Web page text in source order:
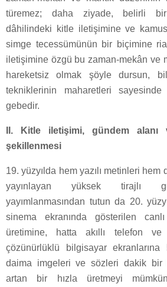
türemez; daha ziyade, belirli bir
dâhilindeki kitle iletişimine ve
simge tecessümünün bir biçimine
iletişimine özgü bu zaman-mekân ve
hareketsiz olmak şöyle dursun,
tekniklerinin maharetleri sayesinde
gebedir.
II. Kitle iletişimi, gündem alanı
şekillenmesi
19. yüzyılda hem yazılı metinleri
yayınlayan yüksek tirajlı
yayımlanmasından tutun da 20.
sinema ekranında gösterilen
üretimine, hatta akıllı telefon
çözünürlüklü bilgisayar ekranlarına
daima imgeleri ve sözleri dakik bir
artan bir hızla üretmeyi